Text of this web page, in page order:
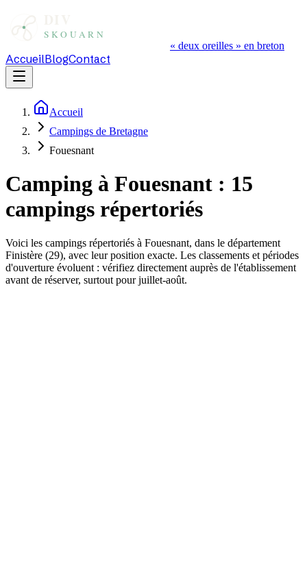
« deux oreilles » en breton
AccueilBlogContact
Accueil
Campings de Bretagne
Fouesnant
Camping à Fouesnant : 15
campings répertoriés
Voici les campings répertoriés à Fouesnant, dans le département
Finistère (29), avec leur position exacte. Les classements et périodes
d'ouverture évoluent : vérifiez directement auprès de l'établissement
avant de réserver, surtout pour juillet-août.